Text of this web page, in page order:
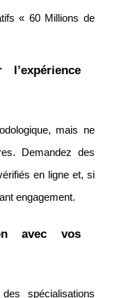
« 60 Millions de
mais ne
Demandez des
en ligne et, si
engagement.
avec vos
spécialisations